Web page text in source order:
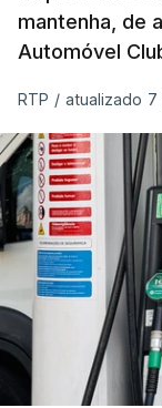
O aumento
nas
que os
custos nos
Em julho, o
do açúcar
óleos vegetais
Estes
compensados
mantenha, de
Automóvel
RTP / atualizado 7